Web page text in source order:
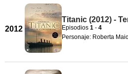
2012
Titanic (2012) -
Episodios 1 - 4
Personaje: Roberta